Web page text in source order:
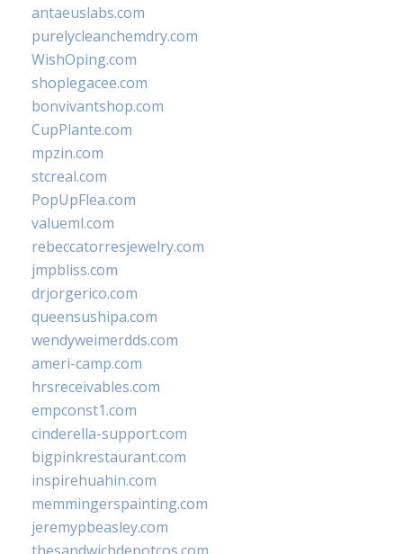
antaeuslabs.com
purelycleanchemdry.com
WishOping.com
shoplegacee.com
bonvivantshop.com
CupPlante.com
mpzin.com
stcreal.com
PopUpFlea.com
valueml.com
rebeccatorresjewelry.com
jmpbliss.com
drjorgerico.com
queensushipa.com
wendyweimerdds.com
ameri-camp.com
hrsreceivables.com
empconst1.com
cinderella-support.com
bigpinkrestaurant.com
inspirehuahin.com
memmingerspainting.com
jeremypbeasley.com